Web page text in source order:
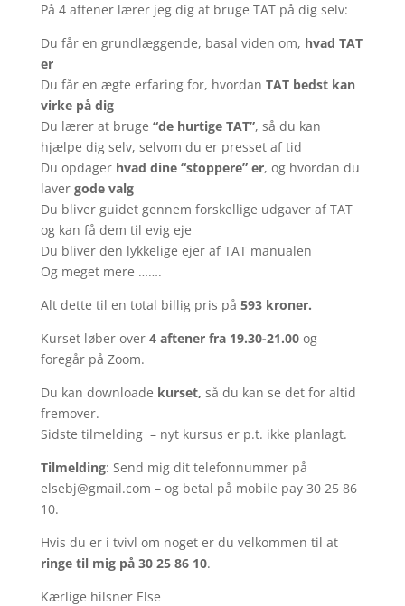
På 4 aftener lærer jeg dig at bruge TAT på dig selv:
Du får en grundlæggende, basal viden om, hvad TAT
er
Du får en ægte erfaring for, hvordan TAT bedst kan
virke på dig
Du lærer at bruge “de hurtige TAT”, så du kan
hjælpe dig selv, selvom du er presset af tid
Du opdager hvad dine “stoppere” er, og hvordan du
laver gode valg
Du bliver guidet gennem forskellige udgaver af TAT
og kan få dem til evig eje
Du bliver den lykkelige ejer af TAT manualen
Og meget mere …….
Alt dette til en total billig pris på 593 kroner.
Kurset løber over 4 aftener fra 19.30-21.00 og
foregår på Zoom.
Du kan downloade kurset, så du kan se det for altid
fremover.
Sidste tilmelding – nyt kursus er p.t. ikke planlagt.
Tilmelding: Send mig dit telefonnummer på
elsebj@gmail.com – og betal på mobile pay 30 25 86
10.
Hvis du er i tvivl om noget er du velkommen til at
ringe til mig på 30 25 86 10.
Kærlige hilsner Else